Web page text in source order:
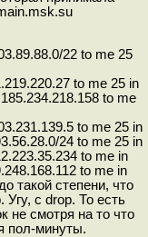
22 to me 25
to me 25 in
to me
to me 25 in
24 to me 25 in
to me in
to me in
такой степени, что
с drop. То есть
не смотря на то что
пол-минуты.